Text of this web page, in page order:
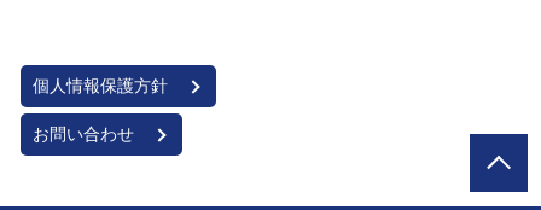
個人情報保護方針
お問い合わせ